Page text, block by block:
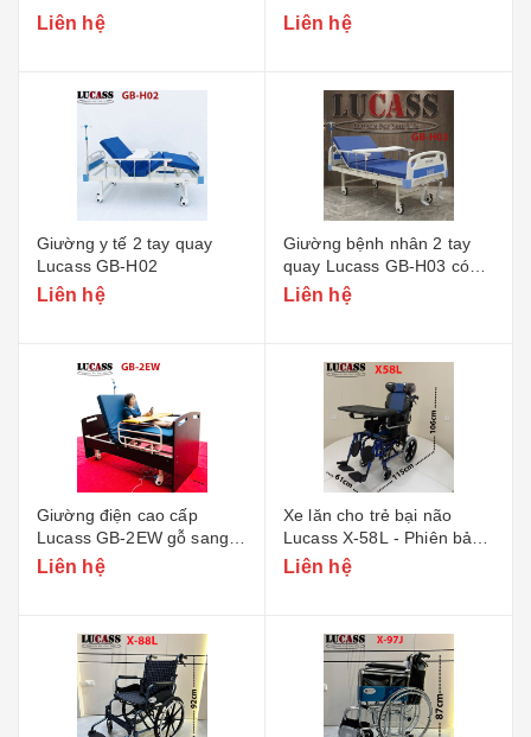
năng xông
Liên hệ
năng xông
Liên hệ
Giường y tế 2 tay quay
Lucass GB-H02
Liên hệ
Giường bệnh nhân 2 tay
quay Lucass GB-H03 có
khoét lỗ bô vệ sinh
Liên hệ
Giường điện cao cấp
Lucass GB-2EW gỗ sang
trọng
Liên hệ
Xe lăn cho trẻ bại não
Lucass X-58L - Phiên bản
nhỏ
Liên hệ